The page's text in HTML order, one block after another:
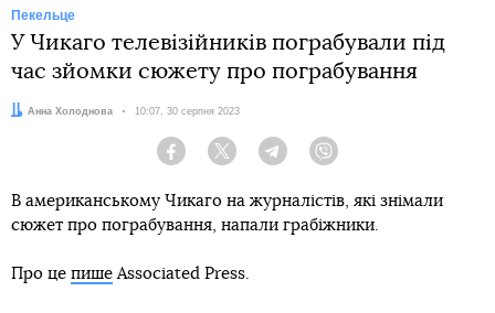
Пекельце
У Чикаго телевізійників пограбували під
час зйомки сюжету про пограбування
Автор:
Анна Холоднова Дата:
10:07, 30 серпня 2023
Facebook Twitter Telegram
В американському Чикаго на журналістів, які знімали
сюжет про пограбування, напали грабіжники.
Про це пише Associated Press.